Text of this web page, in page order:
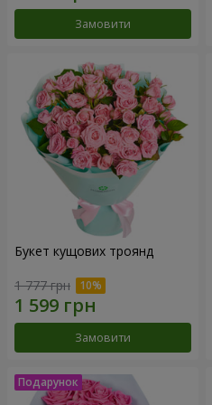
Замовити
Букет кущових троянд
1 777 грн
Замовити